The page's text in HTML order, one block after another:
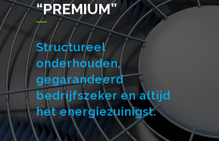
“PREMIUM”
Structureel
onderhouden,
gegarandeerd
bedrijfszeker en altijd
het energiezuinigst.